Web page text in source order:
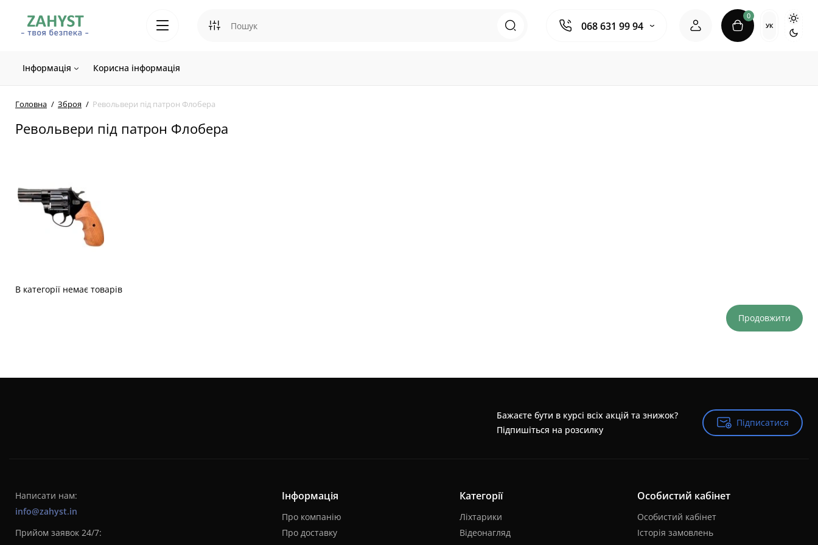
068 631 99 94
0
УК
Інформація Корисна інформація
Головна Зброя Револьвери під патрон Флобера
Револьвери під патрон Флобера
В категорії немає товарів
Продовжити
Бажаєте бути в курсі всіх акцій та знижок?
Підпишіться на розсилку
Підписатися
Підписатися
Написати нам:
info@zahyst.in
Прийом заявок 24/7:
Інформація
Про компанію
Про доставку
Категорії
Ліхтарики
Відеонагляд
Особистий кабінет
Особистий кабінет
Історія замовлень